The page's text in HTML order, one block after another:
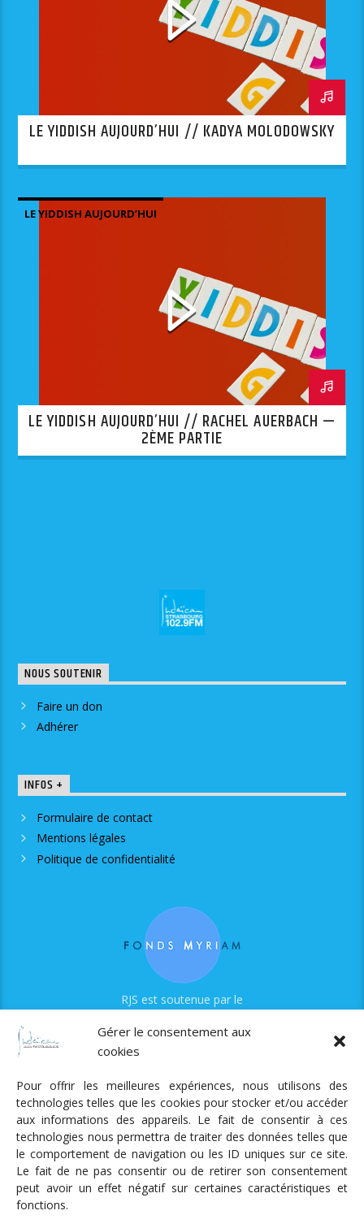
Gérer le consentement aux
cookies
Pour offrir les meilleures expériences, nous utilisons des
technologies telles que les cookies pour stocker et/ou accéder
aux informations des appareils. Le fait de consentir à ces
technologies nous permettra de traiter des données telles que
le comportement de navigation ou les ID uniques sur ce site.
Le fait de ne pas consentir ou de retirer son consentement
peut avoir un effet négatif sur certaines caractéristiques et
fonctions.
LE YIDDISH AUJOURD’HUI // KADYA MOLODOWSKY
LE YIDDISH AUJOURD’HUI
LE YIDDISH AUJOURD’HUI // RACHEL AUERBACH —
2ÈME PARTIE
NOUS SOUTENIR
Faire un don
Adhérer
INFOS +
Formulaire de contact
Mentions légales
Politique de confidentialité
RJS est soutenue par le
Radio Judaica Strasbourg
Tous droits réservés
RADIO JUDAÏCA
ÉMISSIONS ET GRILLE DES PROGRAMMES
PODCASTS